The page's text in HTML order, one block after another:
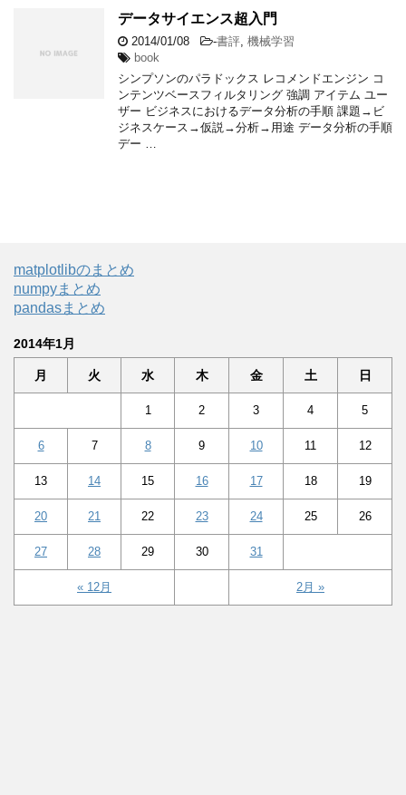
データサイエンス超入門
2014/01/08 -書評 機械学習
book
シンプソンのパラドックス レコメンドエンジン コ
ンテンツベースフィルタリング 強調 アイテム ユー
ザー ビジネスにおけるデータ分析の手順 課題→ビ
ジネスケース→仮説→分析→用途 データ分析の手順
デー …
matplotlibのまとめ
numpyまとめ
pandasまとめ
2014年1月
月 火 水 木 金 土 日
« 12月 2月 »
1 2 3 4 5
6 7 8 9 10 11 12
13 14 15 16 17 18 19
20 21 22 23 24 25 26
27 28 29 30 31